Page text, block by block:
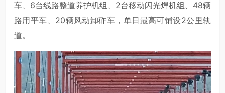
车、6台线路整道养护机组、2台移动闪光焊机组、48辆
路用平车、20辆风动卸砟车，单日最高可铺设2公里轨
道。